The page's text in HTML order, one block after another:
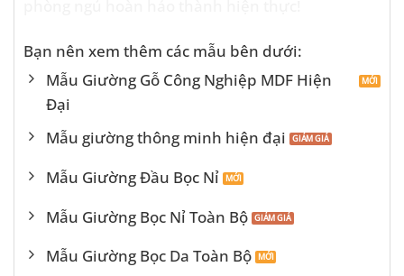
Bạn nên xem thêm các mẫu bên dưới:
Mẫu Giường Gỗ Công Nghiệp MDF Hiện
Đại
Mẫu giường thông minh hiện đại
Mẫu Giường Đầu Bọc Nỉ
Mẫu Giường Bọc Nỉ Toàn Bộ
Mẫu Giường Bọc Da Toàn Bộ